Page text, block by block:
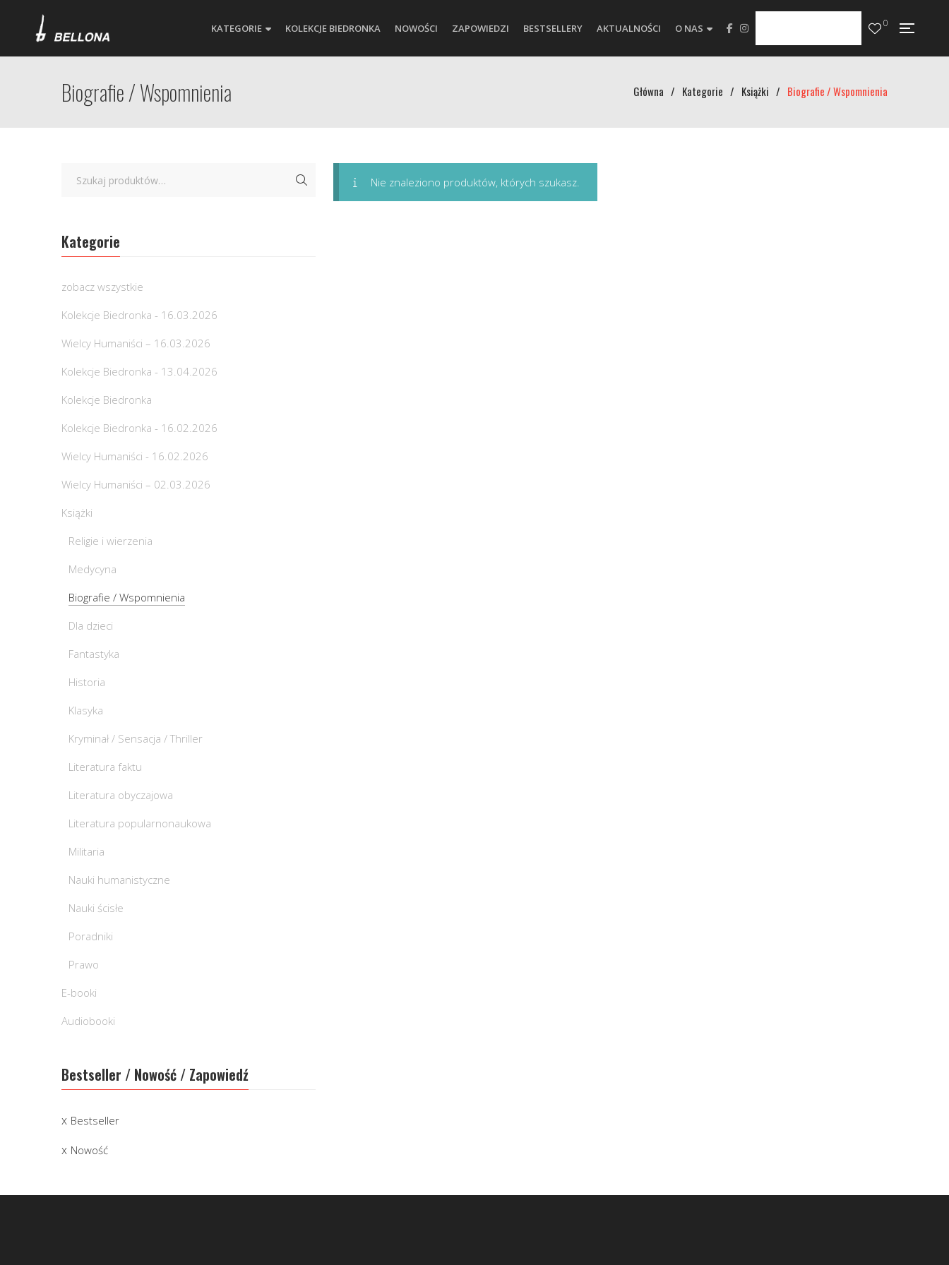
KATEGORIE KOLEKCJE BIEDRONKA NOWOŚCI ZAPOWIEDZI BESTSELLERY AKTUALNOŚCI O NAS 0
Biografie / Wspomnienia Główna / Kategorie / Książki / Biografie / Wspomnienia
Nie znaleziono produktów, których szukasz.
Kategorie
zobacz wszystkie
Kolekcje Biedronka - 16.03.2026
Wielcy Humaniści – 16.03.2026
Kolekcje Biedronka - 13.04.2026
Kolekcje Biedronka
Kolekcje Biedronka - 16.02.2026
Wielcy Humaniści - 16.02.2026
Wielcy Humaniści – 02.03.2026
Książki
Religie i wierzenia
Medycyna
Biografie / Wspomnienia
Dla dzieci
Fantastyka
Historia
Klasyka
Kryminał / Sensacja / Thriller
Literatura faktu
Literatura obyczajowa
Literatura popularnonaukowa
Militaria
Nauki humanistyczne
Nauki ścisłe
Poradniki
Prawo
E-booki
Audiobooki
Bestseller / Nowość / Zapowiedź
Bestseller
Nowość